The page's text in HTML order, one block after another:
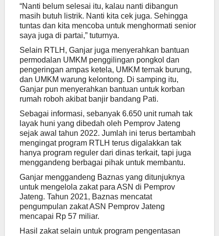
“Nanti belum selesai itu, kalau nanti dibangun
masih butuh listrik. Nanti kita cek juga. Sehingga
tuntas dan kita mencoba untuk menghormati senior
saya juga di partai,” tuturnya.
Selain RTLH, Ganjar juga menyerahkan bantuan
permodalan UMKM penggilingan pongkol dan
pengeringan ampas ketela, UMKM ternak burung,
dan UMKM warung kelontong. Di samping itu,
Ganjar pun menyerahkan bantuan untuk korban
rumah roboh akibat banjir bandang Pati.
Sebagai informasi, sebanyak 6.650 unit rumah tak
layak huni yang dibedah oleh Pemprov Jateng
sejak awal tahun 2022. Jumlah ini terus bertambah
mengingat program RTLH terus digalakkan tak
hanya program reguler dari dinas terkait, tapi juga
menggandeng berbagai pihak untuk membantu.
Ganjar menggandeng Baznas yang ditunjuknya
untuk mengelola zakat para ASN di Pemprov
Jateng. Tahun 2021, Baznas mencatat
pengumpulan zakat ASN Pemprov Jateng
mencapai Rp 57 miliar.
Hasil zakat selain untuk program pengentasan